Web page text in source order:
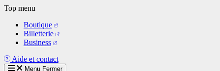
Aller
contenu
principal
Top menu
Boutique
Billetterie
Business
Aide et contact
Menu Fermer